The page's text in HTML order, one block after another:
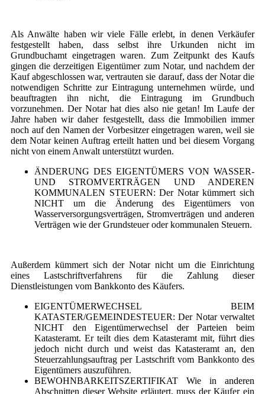
Als Anwälte haben wir viele Fälle erlebt, in denen Verkäufer
festgestellt haben, dass selbst ihre Urkunden nicht im
Grundbuchamt eingetragen waren. Zum Zeitpunkt des Kaufs
gingen die derzeitigen Eigentümer zum Notar, und nachdem der
Kauf abgeschlossen war, vertrauten sie darauf, dass der Notar die
notwendigen Schritte zur Eintragung unternehmen würde, und
beauftragten ihn nicht, die Eintragung im Grundbuch
vorzunehmen. Der Notar hat dies also nie getan! Im Laufe der
Jahre haben wir daher festgestellt, dass die Immobilien immer
noch auf den Namen der Vorbesitzer eingetragen waren, weil sie
dem Notar keinen Auftrag erteilt hatten und bei diesem Vorgang
nicht von einem Anwalt unterstützt wurden.
ÄNDERUNG DES EIGENTÜMERS VON WASSER-
UND STROMVERTRÄGEN UND ANDEREN
KOMMUNALEN STEUERN: Der Notar kümmert sich
NICHT um die Änderung des Eigentümers von
Wasserversorgungsverträgen, Stromverträgen und anderen
Verträgen wie der Grundsteuer oder kommunalen Steuern.
Außerdem kümmert sich der Notar nicht um die Einrichtung
eines Lastschriftverfahrens für die Zahlung dieser
Dienstleistungen vom Bankkonto des Käufers.
EIGENTÜMERWECHSEL BEIM
KATASTER/GEMEINDESTEUER: Der Notar verwaltet
NICHT den Eigentümerwechsel der Parteien beim
Katasteramt. Er teilt dies dem Katasteramt mit, führt dies
jedoch nicht durch und weist das Katasteramt an, den
Steuerzahlungsauftrag per Lastschrift vom Bankkonto des
Eigentümers auszuführen.
BEWOHNBARKEITSZERTIFIKAT Wie in anderen
Abschnitten dieser Website erläutert, muss der Käufer ein